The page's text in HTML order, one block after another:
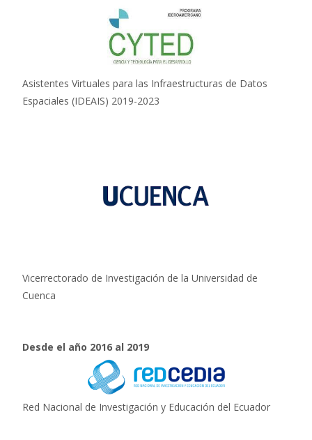
Asistentes Virtuales para las Infraestructuras de Datos
Espaciales (IDEAIS) 2019-2023
Vicerrectorado de Investigación de la Universidad de
Cuenca
Desde el año 2016 al 2019
Red Nacional de Investigación y Educación del Ecuador